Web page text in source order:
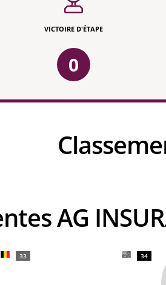
VICTOIRE D'ÉTAPE
0
AG
33 34